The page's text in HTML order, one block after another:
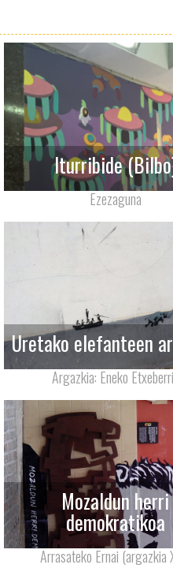
Iturribide
Ezezaguna
Uretako elefanteen
Argazkia: Eneko
Mozaldun herri
demokratikoa
Arrasateko Ernai (argazkia